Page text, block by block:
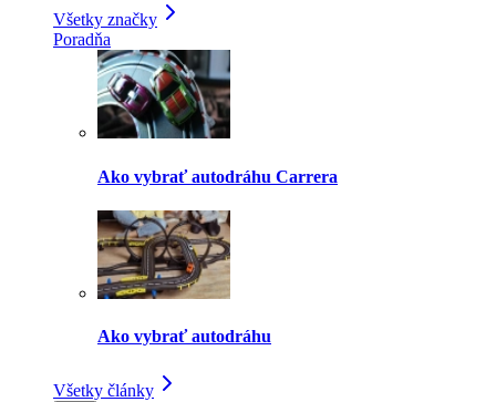
Všetky značky
Poradňa
Ako vybrať autodráhu Carrera
Ako vybrať autodráhu
Všetky články